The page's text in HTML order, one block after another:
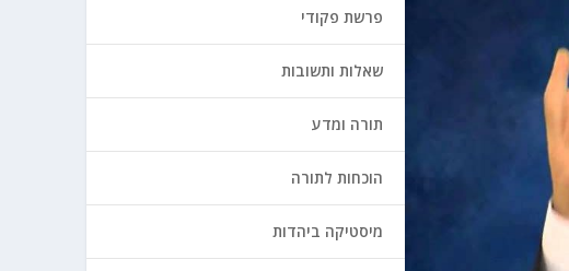
פרשת פקודי
שאלות ותשובות
תורה ומדע
הוכחות לתורה
מיסטיקה ביהדות